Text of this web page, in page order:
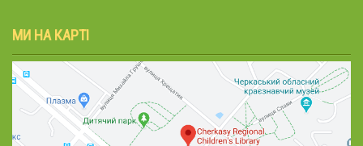
МИ НА КАРТІ